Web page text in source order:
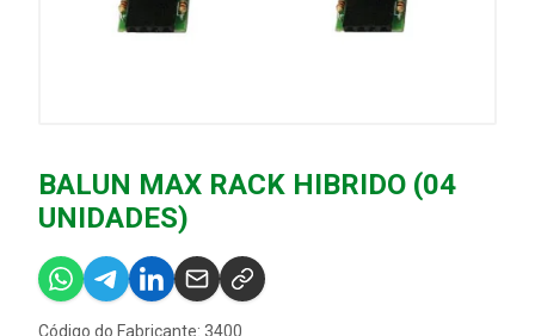
BALUN MAX RACK HIBRIDO (04
UNIDADES)
Código do Fabricante: 3400